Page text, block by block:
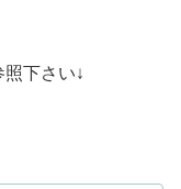
下さい↓